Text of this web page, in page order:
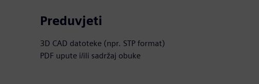
Preduvjeti
3D CAD datoteke (npr. STP format)
PDF upute i/ili sadržaj obuke